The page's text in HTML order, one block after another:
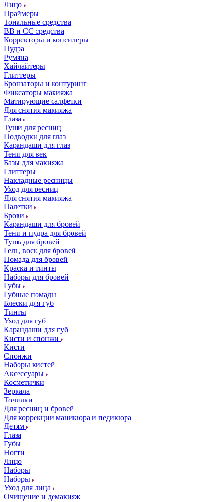
Лицо
Праймеры
Тональные средства
ВВ и СС средства
Корректоры и консилеры
Пудра
Румяна
Хайлайтеры
Глиттеры
Бронзаторы и контуринг
Фиксаторы макияжа
Матирующие салфетки
Для снятия макияжа
Глаза
Туши для ресниц
Подводки для глаз
Карандаши для глаз
Тени для век
Базы для макияжа
Глиттеры
Накладные ресницы
Уход для ресниц
Для снятия макияжа
Палетки
Брови
Карандаши для бровей
Тени и пудра для бровей
Тушь для бровей
Гель, воск для бровей
Помада для бровей
Краска и тинты
Наборы для бровей
Губы
Губные помады
Блески для губ
Тинты
Уход для губ
Карандаши для губ
Кисти и спонжи
Кисти
Спонжи
Наборы кистей
Аксессуары
Косметички
Зеркала
Точилки
Для ресниц и бровей
Для коррекции маникюра и педикюра
Детям
Глаза
Губы
Ногти
Лицо
Наборы
Наборы
Уход для лица
Очищение и демакияж